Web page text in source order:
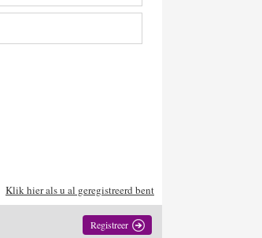
Klik hier als u al geregistreerd bent
Registreer